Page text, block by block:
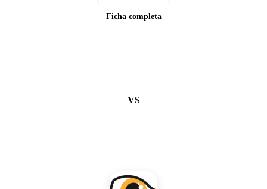
Ficha completa
VS